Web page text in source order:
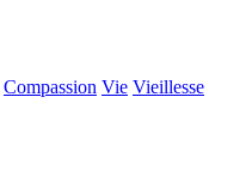
Compassion Vie Vieillesse